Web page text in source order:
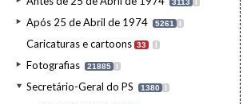
3113 I
Após 25 de Abril de 1974 5261 I
Caricaturas e cartoons 33 I
Fotografias 21885 I
Secretário-Geral do PS 1380 I